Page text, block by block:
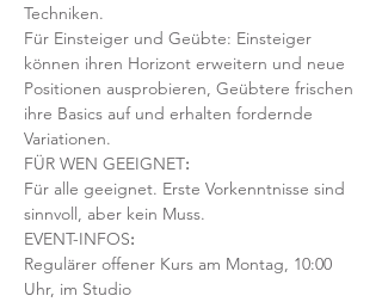
Techniken.
Für Einsteiger und Geübte: Einsteiger
können ihren Horizont erweitern und neue
Positionen ausprobieren, Geübtere frischen
ihre Basics auf und erhalten fordernde
Variationen.
FÜR WEN GEEIGNET:
Für alle geeignet. Erste Vorkenntnisse sind
sinnvoll, aber kein Muss.
EVENT-INFOS:
Regulärer offener Kurs am Montag, 10:00
Uhr, im Studio